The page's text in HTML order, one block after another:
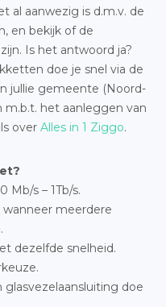
al aanwezig is d.m.v. de
en bekijk of de
Is het antwoord ja?
doe je snel via de
jullie gemeente (Noord-
m.b.t. het aanleggen van
over Alles in 1 Ziggo.
s – 1Tb/s.
meerdere
dezelfde snelheid.
doe